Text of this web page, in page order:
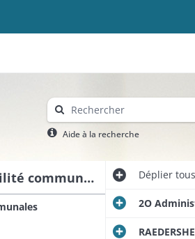
Aide à la recherche
2O Administration et comptabilité communales Déplier
2O